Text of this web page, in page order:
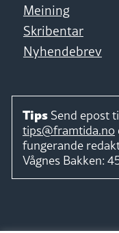
Meining
Skribentar
Nyhendebrev
Tips Send epost
tips@framtida.no
fungerande
Vågnes Bakken: